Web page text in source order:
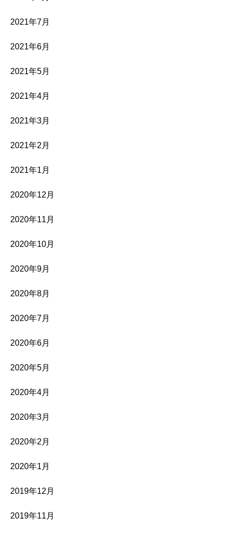
2021年7月
2021年6月
2021年5月
2021年4月
2021年3月
2021年2月
2021年1月
2020年12月
2020年11月
2020年10月
2020年9月
2020年8月
2020年7月
2020年6月
2020年5月
2020年4月
2020年3月
2020年2月
2020年1月
2019年12月
2019年11月